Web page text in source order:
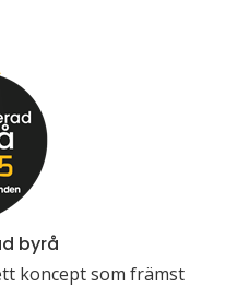
byrå
koncept som främst